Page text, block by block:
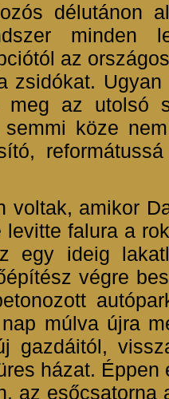
délutánon
minden
az
zsidókat.
meg az utolsó
köze
voltak, amikor
levitte falura a
egy ideig
végre
múlva újra
gazdáitól,
házat.
az